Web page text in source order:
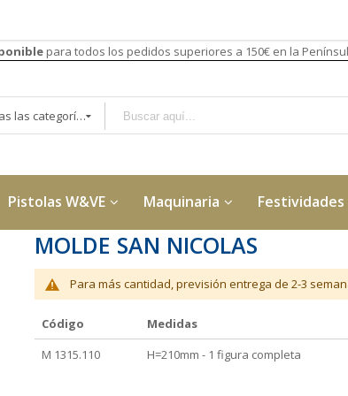
para todos los pedidos superiores a 150€ en la
Todas las categorías
Pistolas W&VE Maquinaria Festividades
MOLDE SAN NICOLAS
Para más cantidad, previsión entrega de 2-3
Elementos
Código Medidas
M 1315.110
H=210mm - 1 figura completa